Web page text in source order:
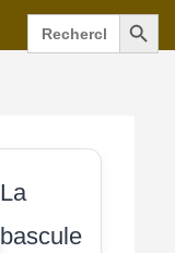
Search
for:
Search Button
La
bascule